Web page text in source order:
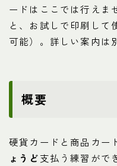
ードはここでは行えま
と、お試しで印刷して
可能）。詳しい案内は
概要
硬貨カードと商品カー
ょうど支払う練習がで